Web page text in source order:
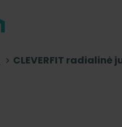
CLEVERFIT radialinė